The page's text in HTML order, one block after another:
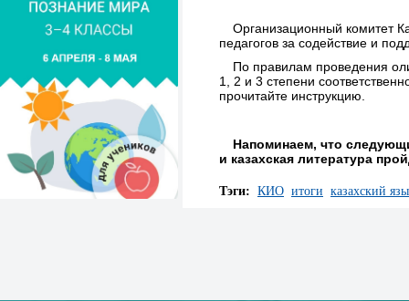
Организационный комитет
педагогов за содействие и
По правилам проведения
1, 2 и 3 степени
прочитайте инструкцию.
Напоминаем, что
и казахская литература
Тэги: КИО итоги казахский